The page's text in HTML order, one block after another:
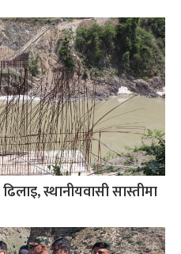
स्थानीयवासी सास्तीमा